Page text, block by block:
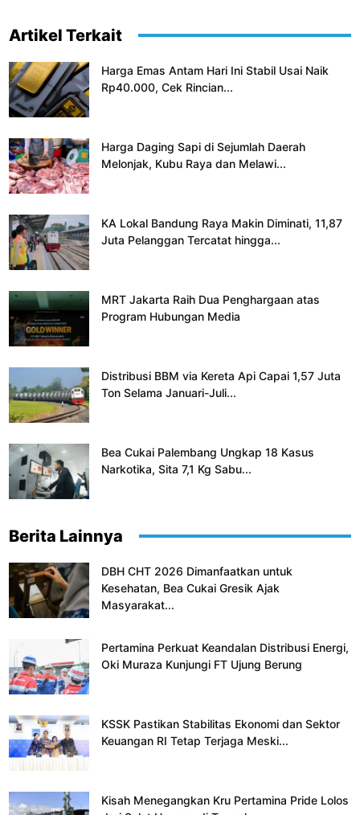
Artikel Terkait
Harga Emas Antam Hari Ini Stabil Usai Naik
Rp40.000, Cek Rincian...
Harga Daging Sapi di Sejumlah Daerah
Melonjak, Kubu Raya dan Melawi...
KA Lokal Bandung Raya Makin Diminati, 11,87
Juta Pelanggan Tercatat hingga...
MRT Jakarta Raih Dua Penghargaan atas
Program Hubungan Media
Distribusi BBM via Kereta Api Capai 1,57 Juta
Ton Selama Januari-Juli...
Bea Cukai Palembang Ungkap 18 Kasus
Narkotika, Sita 7,1 Kg Sabu...
Berita Lainnya
DBH CHT 2026 Dimanfaatkan untuk
Kesehatan, Bea Cukai Gresik Ajak
Masyarakat...
Pertamina Perkuat Keandalan Distribusi Energi,
Oki Muraza Kunjungi FT Ujung Berung
KSSK Pastikan Stabilitas Ekonomi dan Sektor
Keuangan RI Tetap Terjaga Meski...
Kisah Menegangkan Kru Pertamina Pride Lolos